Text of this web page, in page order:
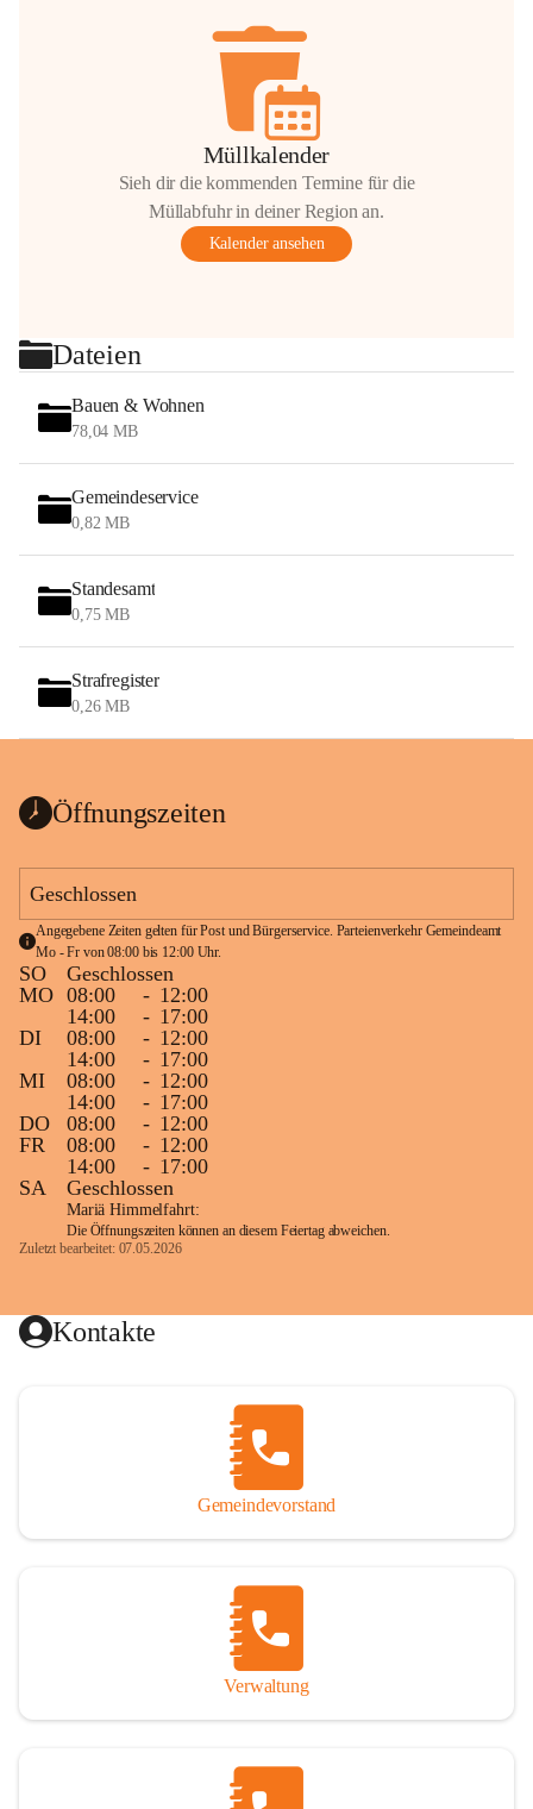
Müllkalender
Sieh dir die kommenden Termine für die
Müllabfuhr in deiner Region an.
Kalender ansehen
Dateien
Bauen & Wohnen
78,04 MB
Gemeindeservice
0,82 MB
Standesamt
0,75 MB
Strafregister
0,26 MB
Öffnungszeiten
Geschlossen
Angegebene Zeiten gelten für Post und Bürgerservice. Parteienverkehr Gemeindeamt
Mo - Fr von 08:00 bis 12:00 Uhr.
SO
Geschlossen
MO 08:00 - 12:00
14:00
- 17:00
DI
08:00 - 12:00
14:00
- 17:00
MI
08:00 - 12:00
14:00
- 17:00
DO
08:00 - 12:00
FR
08:00 - 12:00
14:00
- 17:00
SA
Geschlossen
Mariä Himmelfahrt:
Die Öffnungszeiten können an diesem Feiertag abweichen.
Zuletzt bearbeitet: 07.05.2026
Kontakte
Gemeindevorstand
Verwaltung